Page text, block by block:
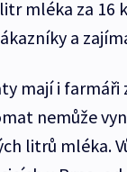
mléka za 16
a
mají i farmáři
nemůže
litrů mléka.